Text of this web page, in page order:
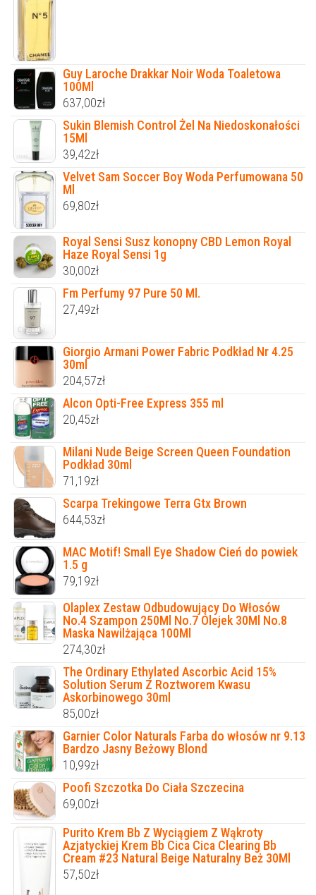
Guy Laroche Drakkar Noir Woda Toaletowa
100Ml
637,00zł
Sukin Blemish Control Żel Na Niedoskonałości
15Ml
39,42zł
Velvet Sam Soccer Boy Woda Perfumowana 50
Ml
69,80zł
Royal Sensi Susz konopny CBD Lemon Royal
Haze Royal Sensi 1g
30,00zł
Fm Perfumy 97 Pure 50 Ml.
27,49zł
Giorgio Armani Power Fabric Podkład Nr 4.25
30ml
204,57zł
Alcon Opti-Free Express 355 ml
20,45zł
Milani Nude Beige Screen Queen Foundation
Podkład 30ml
71,19zł
Scarpa Trekingowe Terra Gtx Brown
644,53zł
MAC Motif! Small Eye Shadow Cień do powiek
1.5 g
79,19zł
Olaplex Zestaw Odbudowujący Do Włosów
No.4 Szampon 250Ml No.7 Olejek 30Ml No.8
Maska Nawilżająca 100Ml
274,30zł
The Ordinary Ethylated Ascorbic Acid 15%
Solution Serum Z Roztworem Kwasu
Askorbinowego 30ml
85,00zł
Garnier Color Naturals Farba do włosów nr 9.13
Bardzo Jasny Beżowy Blond
10,99zł
Poofi Szczotka Do Ciała Szczecina
69,00zł
Purito Krem Bb Z Wyciągiem Z Wąkroty
Azjatyckiej Krem Bb Cica Cica Clearing Bb
Cream #23 Natural Beige Naturalny Beż 30Ml
57,50zł